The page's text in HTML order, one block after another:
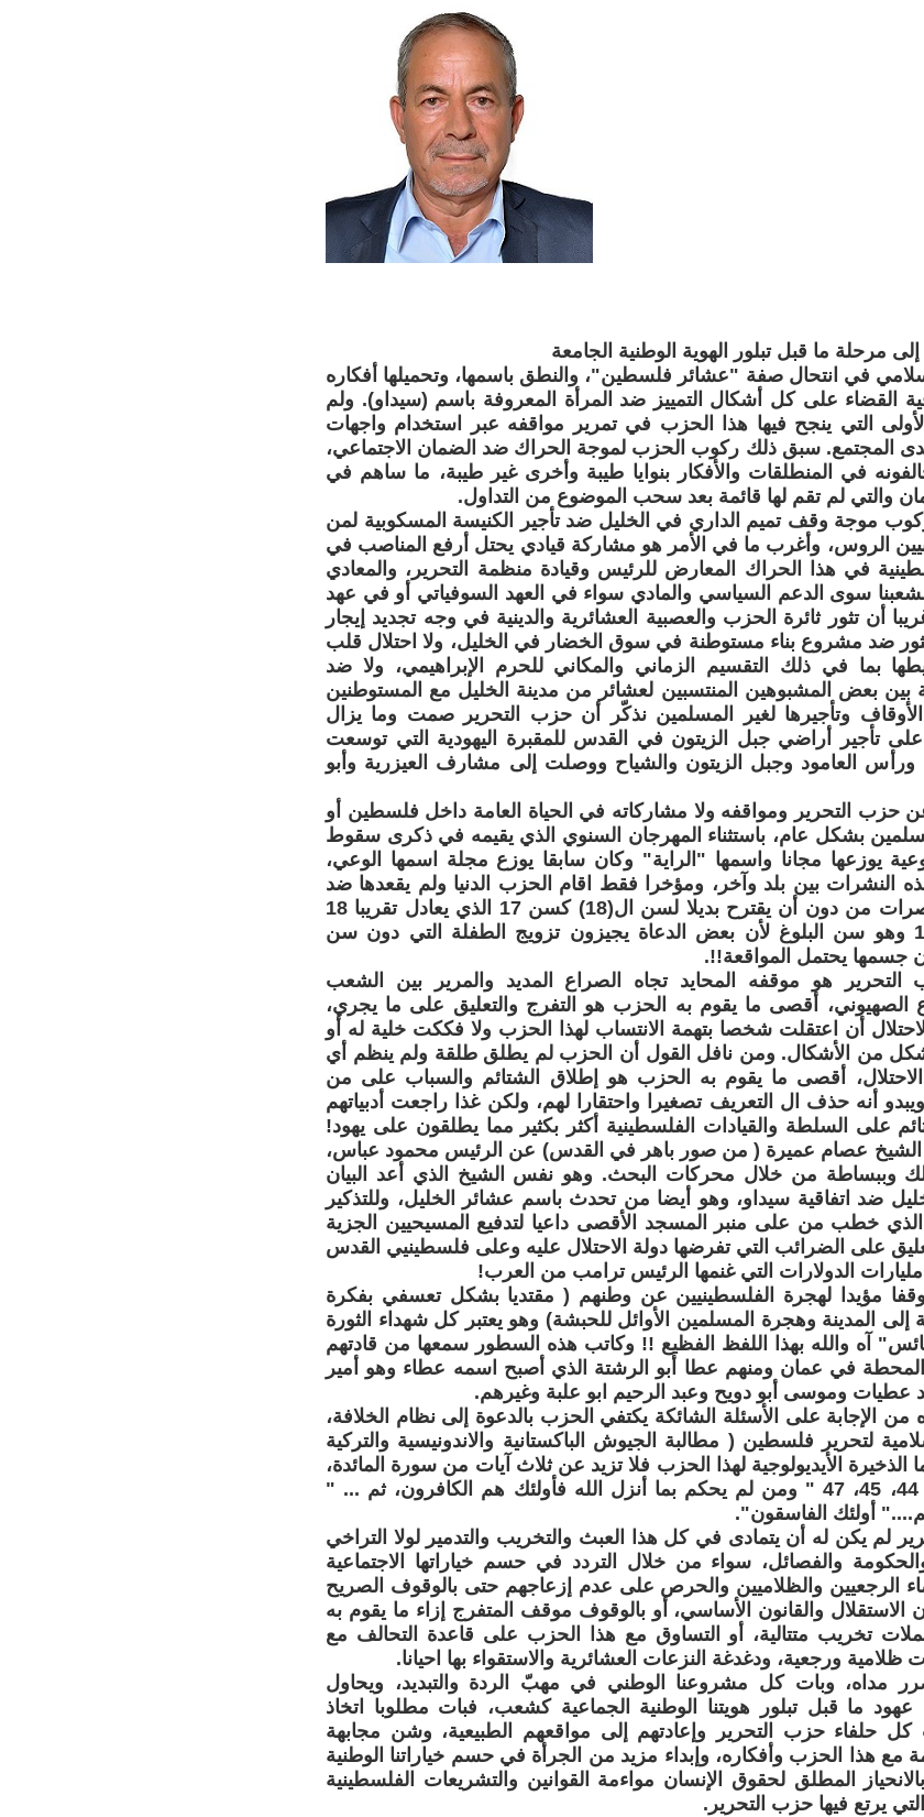
مرحلة ما قبل تبلور الهوية الوطنية الجامعة
في انتحال صفة "عشائر فلسطين"، والنطق باسمها، وتحميلها أفكاره
القضاء على كل أشكال التمييز ضد المرأة المعروفة باسم (سيداو). ولم
التي ينجح فيها هذا الحزب في تمرير مواقفه عبر استخدام واجهات
لدى المجتمع. سبق ذلك ركوب الحزب لموجة الحراك ضد الضمان الاجتماعي،
في المنطلقات والأفكار بنوايا طيبة وأخرى غير طيبة، ما ساهم في
والتي لم تقم لها قائمة بعد سحب الموضوع من التداول.
موجة وقف تميم الداري في الخليل ضد تأجير الكنيسة المسكوبية لمن
الروس، وأغرب ما في الأمر هو مشاركة قيادي يحتل أرفع المناصب في
في هذا الحراك المعارض للرئيس وقيادة منظمة التحرير، والمعادي
سوى الدعم السياسي والمادي سواء في العهد السوفياتي أو في عهد
أن تثور ثائرة الحزب والعصبية العشائرية والدينية في وجه تجديد إيجار
تثور ضد مشروع بناء مستوطنة في سوق الخضار في الخليل، ولا احتلال قلب
بما في ذلك التقسيم الزماني والمكاني للحرم الإبراهيمي، ولا ضد
بين بعض المشبوهين المنتسبين لعشائر من مدينة الخليل مع المستوطنين
وتأجيرها لغير المسلمين نذكّر أن حزب التحرير صمت وما يزال
تأجير أراضي جبل الزيتون في القدس للمقبرة اليهودية التي توسعت
ورأس العامود وجبل الزيتون والشياح ووصلت إلى مشارف العيزرية وأبو
حزب التحرير ومواقفه ولا مشاركاته في الحياة العامة داخل فلسطين أو
بشكل عام، باستثناء المهرجان السنوي الذي يقيمه في ذكرى سقوط
يوزعها مجانا واسمها "الراية" وكان سابقا يوزع مجلة اسمها الوعي،
النشرات بين بلد وآخر، ومؤخرا فقط اقام الحزب الدنيا ولم يقعدها ضد
قانون منع تزويج القاصرات من دون أن يقترح بديلا لسن ال(18) كسن 17 الذي يعادل تقريبا 18
سنة قمرية، أو 13-15 وهو سن البلوغ لأن بعض الدعاة يجيزون تزويج الطفلة التي دون سن
جسمها يحتمل المواقعة!!.
هو موقفه المحايد تجاه الصراع المديد والمرير بين الشعب
الصهيوني، أقصى ما يقوم به الحزب هو التفرج والتعليق على ما يجري،
أن اعتقلت شخصا بتهمة الانتساب لهذا الحزب ولا فككت خلية له أو
من الأشكال. ومن نافل القول أن الحزب لم يطلق طلقة ولم ينظم أي
الاحتلال، أقصى ما يقوم به الحزب هو إطلاق الشتائم والسباب على من
أنه حذف ال التعريف تصغيرا واحتقارا لهم، ولكن غذا راجعت أدبياتهم
على السلطة والقيادات الفلسطينية أكثر بكثير مما يطلقون على يهود!
الشيخ عصام عميرة ( من صور باهر في القدس) عن الرئيس محمود عباس،
وببساطة من خلال محركات البحث. وهو نفس الشيخ الذي أعد البيان
ضد اتفاقية سيداو، وهو أيضا من تحدث باسم عشائر الخليل، وللتذكير
خطب من على منبر المسجد الأقصى داعيا لتدفيع المسيحيين الجزية
على الضرائب التي تفرضها دولة الاحتلال عليه وعلى فلسطينيي القدس
الدولارات التي غنمها الرئيس ترامب من العرب!
مؤيدا لهجرة الفلسطينيين عن وطنهم ( مقتديا بشكل تعسفي بفكرة
إلى المدينة وهجرة المسلمين الأوائل للحبشة) وهو يعتبر كل شهداء الثورة
آه والله بهذا اللفظ الفظيع !! وكاتب هذه السطور سمعها من قادتهم
في عمان ومنهم عطا أبو الرشتة الذي أصبح اسمه عطاء وهو أمير
عطيات وموسى أبو دويح وعبد الرحيم ابو علبة وغيرهم.
من الإجابة على الأسئلة الشائكة يكتفي الحزب بالدعوة إلى نظام الخلافة،
لتحرير فلسطين ( مطالبة الجيوش الباكستانية والاندونيسية والتركية
الذخيرة الأيديولوجية لهذا الحزب فلا تزيد عن ثلاث آيات من سورة المائدة،
بل هي خواتيم الآيات 44، 45، 47 " ومن لم يحكم بما أنزل الله فأولئك هم الكافرون، ثم ... "
أولئك الفاسقون".
لم يكن له أن يتمادى في كل هذا العبث والتخريب والتدمير لولا التراخي
والفصائل، سواء من خلال التردد في حسم خياراتها الاجتماعية
الرجعيين والظلاميين والحرص على عدم إزعاجهم حتى بالوقوف الصريح
والقانون الأساسي، أو بالوقوف موقف المتفرج إزاء ما يقوم به
تخريب متتالية، أو التساوق مع هذا الحزب على قاعدة التحالف مع
ظلامية ورجعية، ودغدغة النزعات العشائرية والاستقواء بها احيانا.
مداه، وبات كل مشروعنا الوطني في مهبّ الردة والتبديد، ويحاول
عهود ما قبل تبلور هويتنا الوطنية الجماعية كشعب، فبات مطلوبا اتخاذ
حزب التحرير وإعادتهم إلى مواقعهم الطبيعية، وشن مجابهة
هذا الحزب وأفكاره، وإبداء مزيد من الجرأة في حسم خياراتنا الوطنية
بالانحياز المطلق لحقوق الإنسان مواءمة القوانين والتشريعات الفلسطينية
يرتع فيها حزب التحرير.